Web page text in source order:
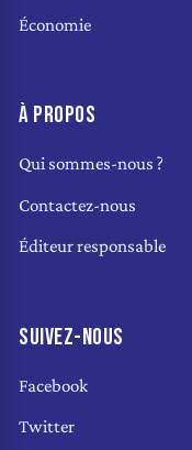
Économie
À PROPOS
Qui sommes-nous ?
Contactez-nous
Éditeur responsable
SUIVEZ-NOUS
Facebook
Twitter